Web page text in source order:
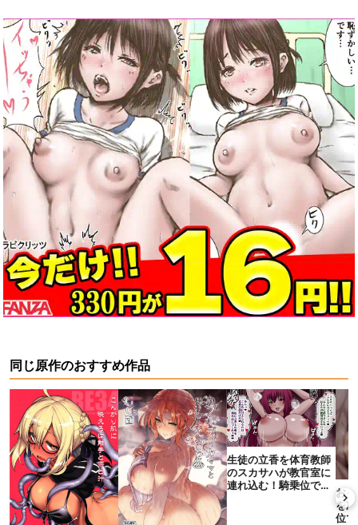
同じ原作のおすすめ作品
生徒の立香を体育教師
のスカサハが教官室に
連れ込む！騎乗位で腰
お
を
位